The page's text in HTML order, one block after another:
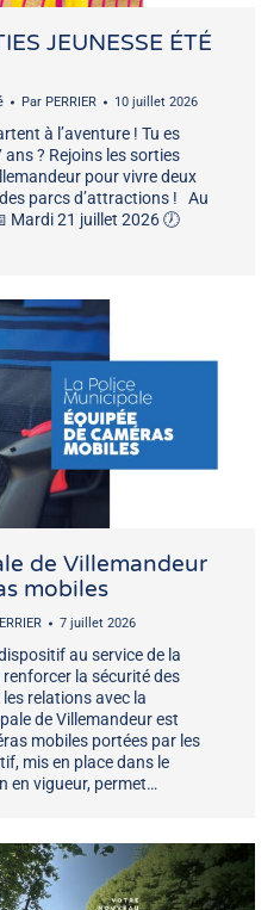
JEUNESSE ÉTÉ
Par PERRIER 10 juillet 2026
à l’aventure ! Tu es
? Rejoins les sorties
pour vivre deux
parcs d’attractions ! Au
Mardi 21 juillet 2026 🕖
de Villemandeur
mobiles
7 juillet 2026
au service de la
la sécurité des
relations avec la
de Villemandeur est
mobiles portées par les
mis en place dans le
en vigueur, permet…